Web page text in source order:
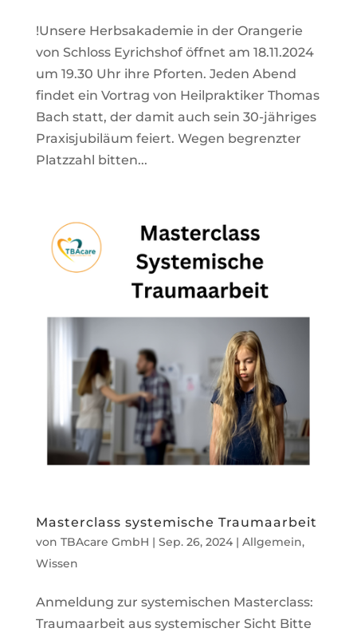
!Unsere Herbsakademie in der Orangerie
von Schloss Eyrichshof öffnet am 18.11.2024
um 19.30 Uhr ihre Pforten. Jeden Abend
findet ein Vortrag von Heilpraktiker Thomas
Bach statt, der damit auch sein 30-jähriges
Praxisjubiläum feiert. Wegen begrenzter
Platzzahl bitten...
Masterclass systemische Traumaarbeit
von TBAcare GmbH | Sep. 26, 2024| Allgemein,
Wissen
Anmeldung zur systemischen Masterclass:
Traumaarbeit aus systemischer Sicht Bitte